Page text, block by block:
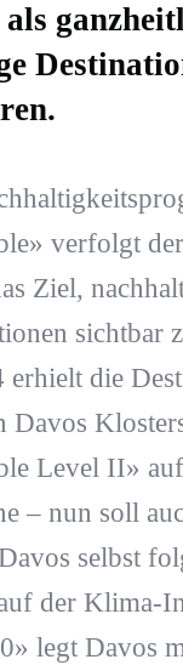
verfolgt
Ziel,
sichtbar
erhielt die
Davos
Level II» auf
– nun soll
selbst
der Klima-
legt Davos